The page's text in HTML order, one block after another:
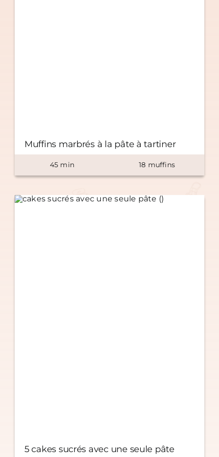
Muffins marbrés à la pâte à tartiner
45 min 18 muffins
5 cakes sucrés avec une seule pâte